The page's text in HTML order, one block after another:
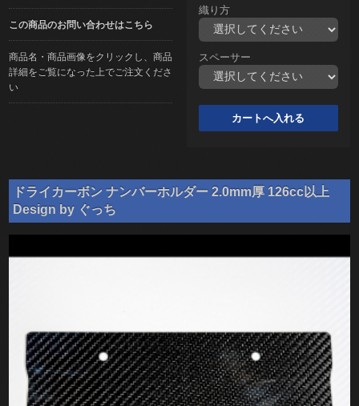
この商品のお問い合わせはこちら
商品名・商品画像をクリックし、商品
詳細をご覧になった上でご注文くださ
い
織り方
スペーサー
ドライカーボン ナンバーホルダー 2.0mm厚 126cc以上
Design by ぐっち